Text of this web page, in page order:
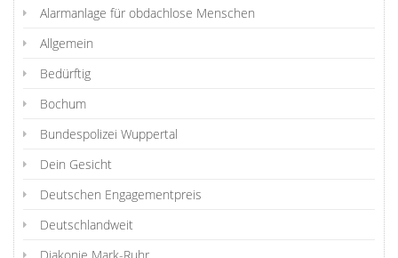
Alarmanlage für obdachlose Menschen
Allgemein
Bedürftig
Bochum
Bundespolizei Wuppertal
Dein Gesicht
Deutschen Engagementpreis
Deutschlandweit